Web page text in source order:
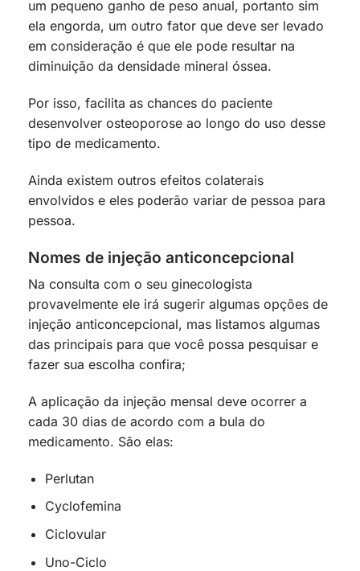
um pequeno ganho de peso anual, portanto sim
ela engorda, um outro fator que deve ser levado
em consideração é que ele pode resultar na
diminuição da densidade mineral óssea.
Por isso, facilita as chances do paciente
desenvolver osteoporose ao longo do uso desse
tipo de medicamento.
Ainda existem outros efeitos colaterais
envolvidos e eles poderão variar de pessoa para
pessoa.
Nomes de injeção anticoncepcional
Na consulta com o seu ginecologista
provavelmente ele irá sugerir algumas opções de
injeção anticoncepcional, mas listamos algumas
das principais para que você possa pesquisar e
fazer sua escolha confira;
A aplicação da injeção mensal deve ocorrer a
cada 30 dias de acordo com a bula do
medicamento. São elas:
Perlutan
Cyclofemina
Ciclovular
Uno-Ciclo